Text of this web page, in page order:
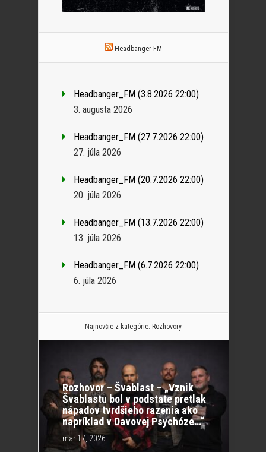
Headbanger FM
Headbanger_FM (3.8.2026 22:00)
3. augusta 2026
Headbanger_FM (27.7.2026 22:00)
27. júla 2026
Headbanger_FM (20.7.2026 22:00)
20. júla 2026
Headbanger_FM (13.7.2026 22:00)
13. júla 2026
Headbanger_FM (6.7.2026 22:00)
6. júla 2026
Najnovšie z kategórie: Rozhovory
Rozhovor – Švablast – „Vznik
Švablastu bol v podstate pretlak
nápadov tvrdšieho razenia ako
napríklad v Davovej Psychóze…“
mar 17, 2026